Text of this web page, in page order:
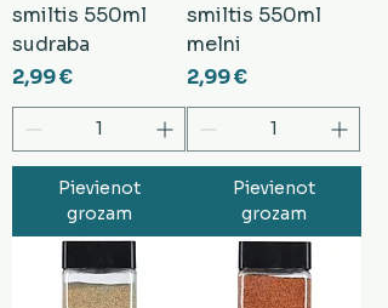
smiltis 550ml
sudraba
Cena
2,99 €
Pievienot
grozam
smiltis 550ml
melni
Cena
2,99 €
Pievienot
grozam